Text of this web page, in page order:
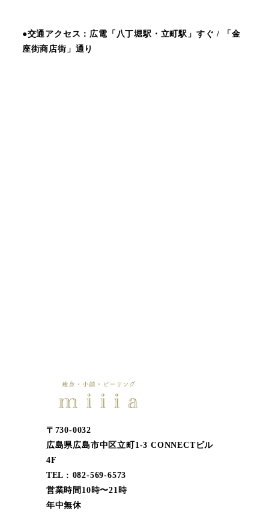
●交通アクセス：広電「八丁堀駅・立町駅」すぐ / 「金
座街商店街」通り
〒730-0032
広島県広島市中区立町1-3 CONNECTビル
4F
TEL : 082-569-6573
営業時間10時〜21時
年中無休